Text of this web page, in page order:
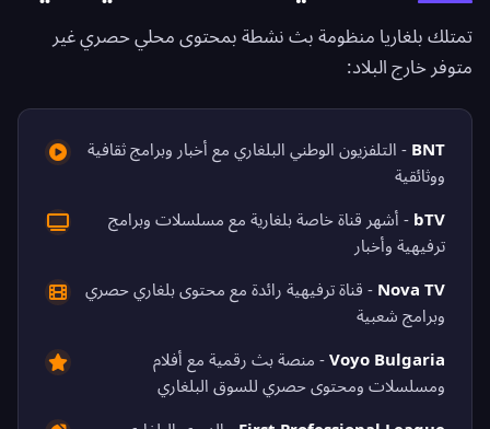
تمتلك بلغاريا منظومة بث نشطة بمحتوى محلي حصري غير
متوفر خارج البلاد:
BNT - التلفزيون الوطني البلغاري مع أخبار وبرامج ثقافية
ووثائقية
bTV - أشهر قناة خاصة بلغارية مع مسلسلات وبرامج
ترفيهية وأخبار
Nova TV - قناة ترفيهية رائدة مع محتوى بلغاري حصري
وبرامج شعبية
Voyo Bulgaria - منصة بث رقمية مع أفلام
ومسلسلات ومحتوى حصري للسوق البلغاري